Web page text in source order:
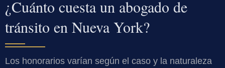
¿Cuánto cuesta un abogado de
tránsito en Nueva York?
Los honorarios varían según el caso y la naturaleza